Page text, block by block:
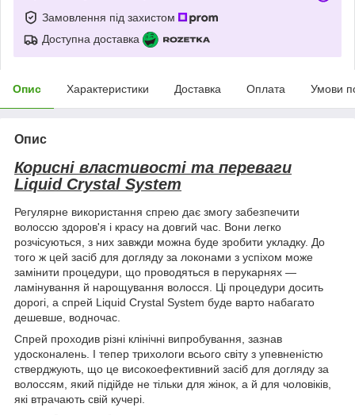
Замовлення під захистом
Доступна доставка
Опис Характеристики Доставка Оплата Умови
Опис
Корисні властивості та переваги
Liquid Crystal System
Регулярне використання спрею дає змогу забезпечити
волоссю здоров'я і красу на довгий час. Вони легко
розчісуються, з них завжди можна буде зробити укладку. До
того ж цей засіб для догляду за локонами з успіхом може
замінити процедури, що проводяться в перукарнях —
ламінування й нарощування волосся. Ці процедури досить
дорогі, а спрей Liquid Crystal System буде варто набагато
дешевше, водночас.
Спрей проходив різні клінічні випробування, зазнав
удосконалень. І тепер трихологи всього світу з упевненістю
стверджують, що це високоефективний засіб для догляду за
волоссям, який підійде не тільки для жінок, а й для чоловіків,
які втрачають свій кучері.